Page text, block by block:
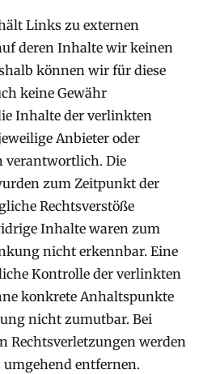
Links zu externen
deren Inhalte wir keinen
können wir für diese
keine Gewähr
Inhalte der verlinkten
Anbieter oder
verantwortlich. Die
zum Zeitpunkt der
Rechtsverstöße
Inhalte waren zum
nicht erkennbar. Eine
Kontrolle der verlinkten
konkrete Anhaltspunkte
nicht zumutbar. Bei
Rechtsverletzungen werden
entfernen.